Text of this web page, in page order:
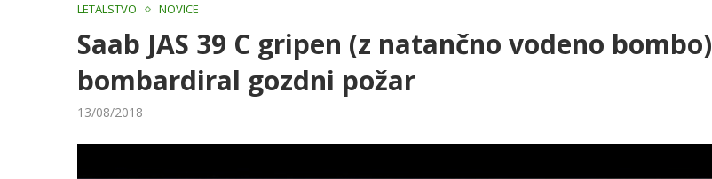
LETALSTVO NOVICE
Saab JAS 39 C gripen (z natančno vodeno bombo)
bombardiral gozdni požar
13/08/2018